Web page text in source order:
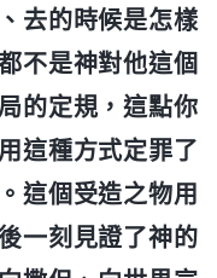
去的時候是怎樣
不是神對他這個
的定規，這點你
這種方式定罪了
這個受造之物用
一刻見證了神的